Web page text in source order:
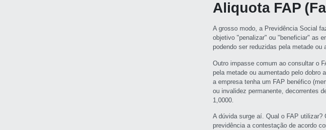
Aliquota FAP
A grosso modo, a Previdência Social
objetivo "penalizar" ou "beneficiar" as
podendo ser reduzidas pela metade
Outro impasse comum ao consultar o
pela metade ou aumentado pelo dobro
a empresa tenha um FAP benéfico
ou invalidez permanente, decorrentes
1,0000.
A dúvida surge aí. Qual o FAP utilizar?
previdência a contestação de acordo